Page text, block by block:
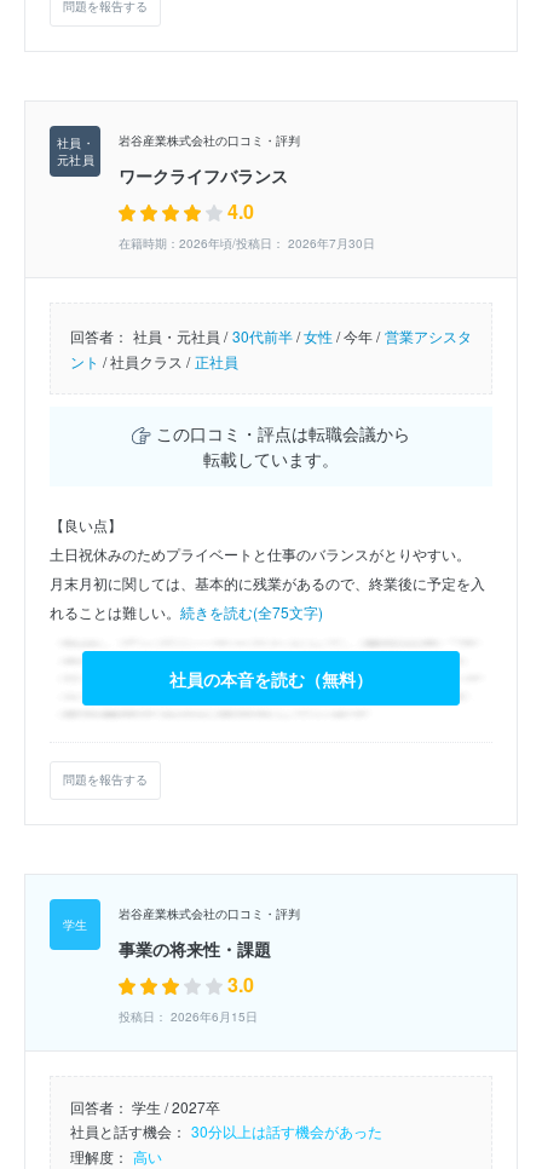
問題を報告する
岩谷産業株式会社の口コミ・評判
ワークライフバランス
4.0
在籍時期：2026年頃/投稿日： 2026年7月30日
回答者： 社員・元社員 / 30代前半/女性/今年 / 営業アシスタ
ント /社員クラス / 正社員
この口コミ・評点は転職会議から
転載しています。
【良い点】
土日祝休みのためプライベートと仕事のバランスがとりやすい。
月末月初に関しては、基本的に残業があるので、終業後に予定を入
れることは難しい。 続きを読む(全75文字)
社員の本音を読む（無料）
問題を報告する
岩谷産業株式会社の口コミ・評判
事業の将来性・課題
3.0
投稿日： 2026年6月15日
回答者： 学生 / 2027卒
社員と話す機会： 30分以上は話す機会があった
理解度： 高い